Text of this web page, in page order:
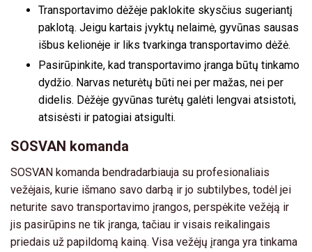
Transportavimo dėžėje paklokite skysčius sugeriantį
paklotą. Jeigu kartais įvyktų nelaimė, gyvūnas sausas
išbus kelionėje ir liks tvarkinga transportavimo dėžė.
Pasirūpinkite, kad transportavimo įranga būtų tinkamo
dydžio. Narvas neturėtų būti nei per mažas, nei per
didelis. Dėžėje gyvūnas turėtų galėti lengvai atsistoti,
atsisėsti ir patogiai atsigulti.
SOSVAN komanda
SOSVAN komanda bendradarbiauja su profesionaliais
vežėjais, kurie išmano savo darbą ir jo subtilybes, todėl jei
neturite savo transportavimo įrangos, perspėkite vežėją ir
jis pasirūpins ne tik įranga, tačiau ir visais reikalingais
priedais už papildomą kainą. Visa vežėjų įranga yra tinkama